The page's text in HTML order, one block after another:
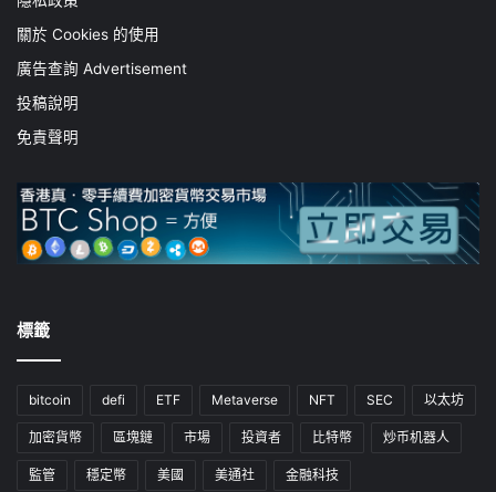
關於 Cookies 的使用
廣告查詢 Advertisement
投稿說明
免責聲明
標籤
bitcoin defi ETF Metaverse NFT SEC 以太坊
加密貨幣 區塊鏈 市場 投資者 比特幣 炒币机器人
監管 穩定幣 美國 美通社 金融科技